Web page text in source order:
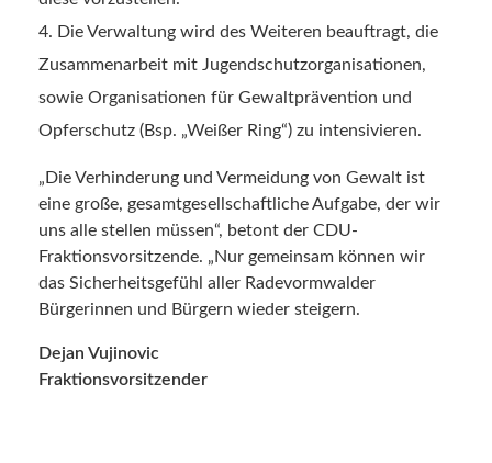
Die Verwaltung wird des Weiteren beauftragt, die
Zusammenarbeit mit Jugendschutzorganisationen,
sowie Organisationen für Gewaltprävention und
Opferschutz (Bsp. „Weißer Ring“) zu intensivieren.
„Die Verhinderung und Vermeidung von Gewalt ist
eine große, gesamtgesellschaftliche Aufgabe, der wir
uns alle stellen müssen“, betont der CDU-
Fraktionsvorsitzende. „Nur gemeinsam können wir
das Sicherheitsgefühl aller Radevormwalder
Bürgerinnen und Bürgern wieder steigern.
Dejan Vujinovic
Fraktionsvorsitzender